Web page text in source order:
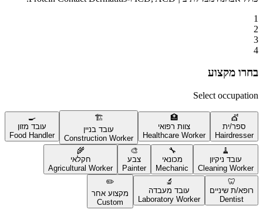
1
2
3
4
בחרו מקצוע
Select occupation
💇
ספר/ית
Hairdresser
🏥
צוות רפואי
Healthcare Worker
🏗️
עובד בניין
Construction Worker
🍳
עובד מזון
Food Handler
🧹
עובד ניקיון
Cleaning Worker
🔧
מכונאי
Mechanic
🎨
צבע
Painter
🌾
חקלאי
Agricultural Worker
🦷
רופא/ת שיניים
Dentist
🔬
עובד מעבדה
Laboratory Worker
✏️
מקצוע אחר
Custom